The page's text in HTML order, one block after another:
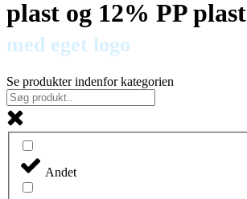
plast og 12% PP plast
med eget logo
Se produkter indenfor kategorien
Andet